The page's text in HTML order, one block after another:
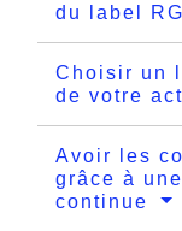
du label
Choisir un
de votre
Avoir les
grâce à
continue